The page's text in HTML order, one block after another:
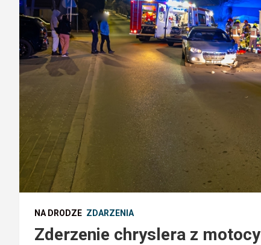
NA DRODZE ZDARZENIA
Zderzenie chryslera z